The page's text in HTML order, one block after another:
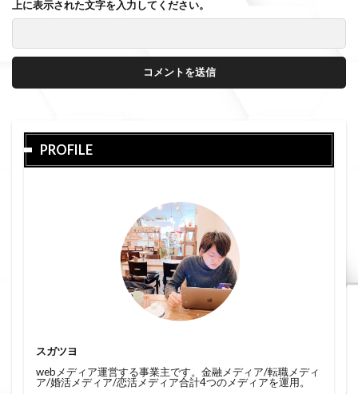
上に表示された文字を入力してください。
PROFILE
スガツヨ
webメディア運営する事業主です。金融メディア/転職メディ
ア/婚活メディア/恋活メディア合計4つのメディアを運用。